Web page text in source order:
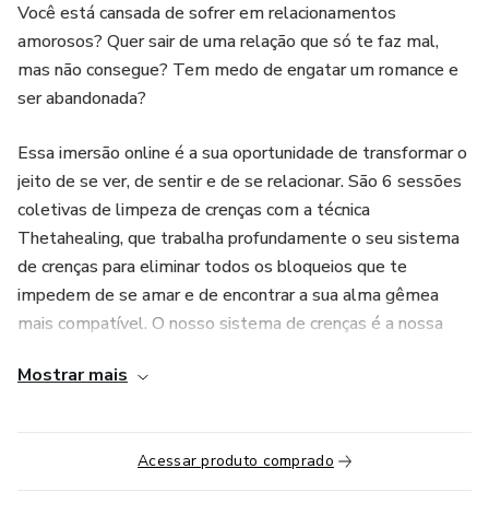
Você está cansada de sofrer em relacionamentos
amorosos? Quer sair de uma relação que só te faz mal,
mas não consegue? Tem medo de engatar um romance e
ser abandonada?
Essa imersão online é a sua oportunidade de transformar o
jeito de se ver, de sentir e de se relacionar. São 6 sessões
coletivas de limpeza de crenças com a técnica
Thetahealing, que trabalha profundamente o seu sistema
de crenças para eliminar todos os bloqueios que te
impedem de se amar e de encontrar a sua alma gêmea
mais compatível. O nosso sistema de crenças é a nossa
dos nossos pais, os padrões do seu círculo íntimo e da
O QUE VOCÊ VAI APRENDER NESTA MENTORIA:
Mostrar mais
Acessar produto comprado